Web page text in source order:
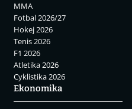
MMA
Fotbal 2026/27
Hokej 2026
Tenis 2026
F1 2026
Atletika 2026
Cyklistika 2026
Ekonomika